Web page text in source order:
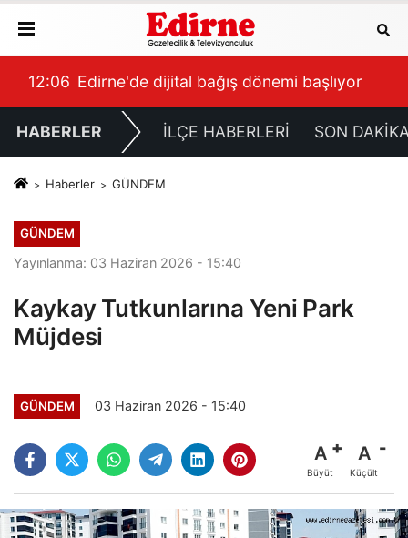
11:59 Yeşilay’dan Müftü Çakır’a Ziyaret
HABERLER İLÇE HABERLERİ SON
Haberler GÜNDEM
GÜNDEM
Yayınlanma: 03 Haziran 2026 - 15:40
Kaykay Tutkunlarına Yeni Park
Müjdesi
GÜNDEM 03 Haziran 2026 - 15:40
A
Büyüt
A
Küçült